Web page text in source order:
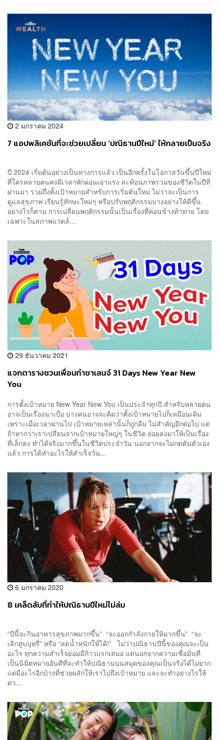
2 มกราคม 2024
7 แอปพลิเคชันที่จะช่วยเปลี่ยน ‘ปณิธานปีใหม่’ ให้กลายเป็นจริง
ปี 2024 เริ่มต้นอย่างเป็นทางการแล้ว เป็นอีกครั้งในโอกาสวันขึ้นปีใหม่
ที่ใครหลายคนคงมีเวลาพักผ่อนเอาแรง สะท้อนภาพรวมของชีวิตในปีที่
ผ่านมา รวมถึงตั้งเป้าหมายสำหรับการเริ่มต้นใหม่ ไม่ว่าจะเป็นการ
ดูแลสุขภาพ เรียนรู้ทักษะใหม่ๆ หรือปรับพฤติกรรมบางอย่างให้ดีขึ้น
อย่างไรก็ตาม การเปลี่ยนพฤติกรรมนั้นเป็นเรื่องที่ค่อนข้างท้าทาย โดย
เฉพาะในสภาพแวดล้...
29 ธันวาคม 2021
แจกตารางชวนเพื่อนทำชาเลนจ์ 31 Days New Year New
You
การตั้งเป้าหมาย New Year New You เป็นประจำทุกปี สำหรับหลายคน
อาจเป็นเรื่องน่าเบื่อ บางคนอาจจะคิดว่าตั้งเป้าหมายไปก็เหมือนเดิม
เพราะเมื่อเวลาผ่านไป เป้าหมายเหล่านั้นก็ถูกลืม ไม่สำคัญอีกต่อไป แต่
ถ้าหากว่าเราเปลี่ยนจากเป้าหมายใหญ่ๆ ในชีวิต ย่อยลงมาให้เป็นเรื่อง
ที่เล็กลง ทำได้จริงมากขึ้นในชีวิตประจำวัน นอกจากจะไม่กดดันตัวเอง
แล้ว การได้ทำอะไรให้สำเร็จวัน...
6 มกราคม 2020
8 เคล็ดลับที่ทำให้ปณิธานปีใหม่ไม่ล่ม
“ปีนี้จะกินอาหารสุขภาพมากขึ้น” “จะออกกำลังกายให้มากขึ้น” “จะ
เลิกสูบบุหรี่” หรือ “ลดน้ำหนักให้ได้!” ไม่ว่าปณิธานปีนี้ของคุณจะเป็น
อะไร ทุกความสำเร็จย่อมมีก้าวแรกเสมอ แต่นอกจากความเชื่อมั่นที่
เป็นนิมิตหมายอันดีที่จะทำให้ปณิธานบนสมุดของคุณเป็นจริงได้ไม่ยาก
แต่มีอะไรอีกบ้างที่ช่วยผลักให้เราไปถึงเป้าหมาย และจะทำอย่างไรให้
คว...